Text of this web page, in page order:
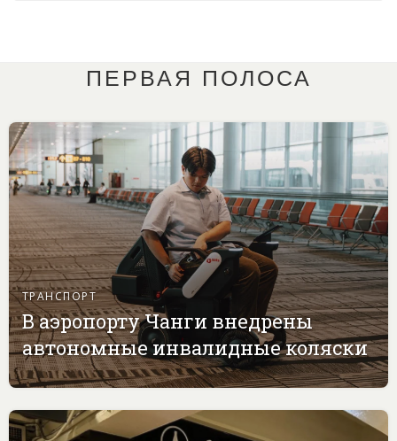
ПЕРВАЯ ПОЛОСА
ТРАНСПОРТ
В аэропорту Чанги внедрены
автономные инвалидные коляски